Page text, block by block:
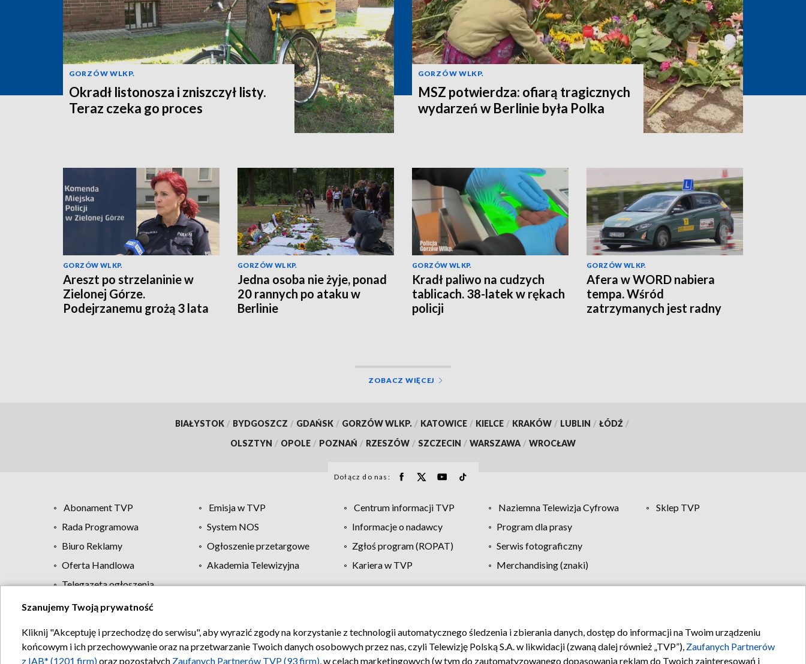
GORZÓW WLKP.
Okradł listonosza i zniszczył listy.
Teraz czeka go proces
GORZÓW WLKP.
MSZ potwierdza: ofiarą tragicznych
wydarzeń w Berlinie była Polka
GORZÓW WLKP.
Areszt po strzelaninie w
Zielonej Górze.
Podejrzanemu grożą 3 lata
GORZÓW WLKP.
Jedna osoba nie żyje, ponad
20 rannych po ataku w
Berlinie
GORZÓW WLKP.
Kradł paliwo na cudzych
tablicach. 38-latek w rękach
policji
GORZÓW WLKP.
Afera w WORD nabiera
tempa. Wśród
zatrzymanych jest radny
ZOBACZ WIĘCEJ
BIAŁYSTOK / BYDGOSZCZ / GDAŃSK / GORZÓW WLKP. / KATOWICE / KIELCE / KRAKÓW / LUBLIN / ŁÓDŹ /
OLSZTYN / OPOLE / POZNAŃ / RZESZÓW / SZCZECIN / WARSZAWA / WROCŁAW
Dołącz do nas:
Abonament TVP Emisja w TVP Centrum informacji TVP Naziemna Telewizja Cyfrowa
Sklep TVP
Rada Programowa
System NOS Informacje o nadawcy
Program dla prasy
Biuro Reklamy
Ogłoszenie przetargowe Zgłoś program (ROPAT)
Serwis fotograficzny
Oferta Handlowa
Akademia Telewizyjna Kariera w TVP
Merchandising (znaki)
Telegazeta ogłoszenia
Regulamin TVP Polityka prywatności Moje zgody Pomoc Biuro reklamy Kontakt
Szanujemy Twoją prywatność
Kliknij "Akceptuję i przechodzę do serwisu", aby wyrazić zgody na korzystanie z technologii automatycznego śledzenia i zbierania danych, dostęp do informacji na Twoim urządzeniu
końcowym i ich przechowywanie oraz na przetwarzanie Twoich danych osobowych przez nas, czyli Telewizję Polską S.A. w likwidacji (zwaną dalej również „TVP”), Zaufanych Partnerów
z IAB* (1201 firm)oraz pozostałych Zaufanych Partnerów TVP (93 firm), w celach marketingowych (w tym do zautomatyzowanego dopasowania reklam do Twoich zainteresowań i